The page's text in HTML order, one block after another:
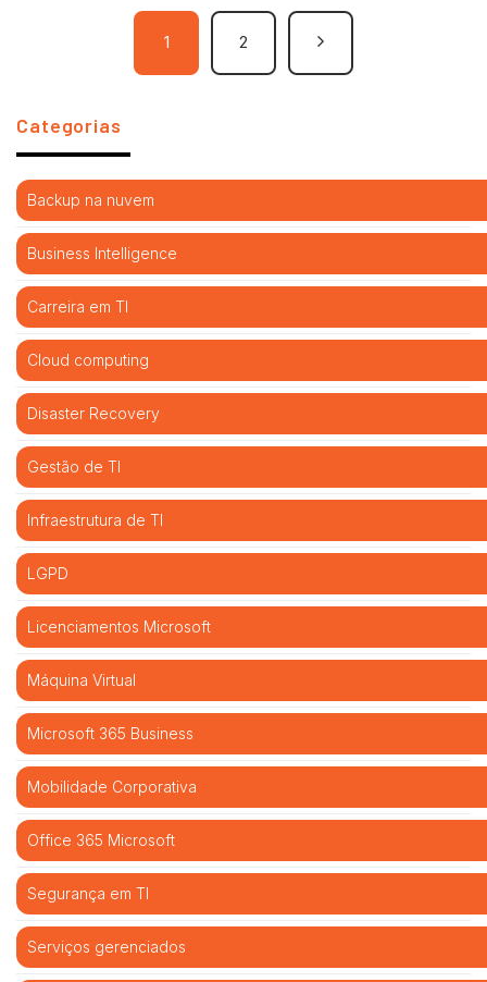
1 2
Categorias
Backup na nuvem
Business Intelligence
Carreira em TI
Cloud computing
Disaster Recovery
Gestão de TI
Infraestrutura de TI
LGPD
Licenciamentos Microsoft
Máquina Virtual
Microsoft 365 Business
Mobilidade Corporativa
Office 365 Microsoft
Segurança em TI
Serviços gerenciados